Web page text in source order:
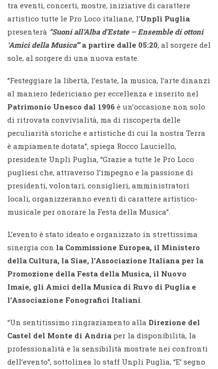
tra eventi, concerti, mostre, iniziative di carattere
artistico tutte le Pro Loco italiane, l’Unpli Puglia
presenterà “Suoni all’Alba d’Estate – Ensemble di ottoni
‘Amici della Musica’” a partire dalle 05:20, al sorgere del
sole, al sorgere di una nuova estate.
“Festeggiare la libertà, l’estate, la musica, l’arte dinanzi
al maniero federiciano per eccellenza e inserito nel
Patrimonio Unesco dal 1996 è un’occasione non solo
di ritrovata convivialità, ma di riscoperta delle
peculiarità storiche e artistiche di cui la nostra Terra
è ampiamente dotata”, spiega Rocco Lauciello,
presidente Unpli Puglia, “Grazie a tutte le Pro Loco
pugliesi che, attraverso l’impegno e la passione di
presidenti, volontari, consiglieri, amministratori
locali, organizzeranno eventi di carattere artistico-
musicale per onorare la Festa della Musica”.
L’evento è stato ideato e organizzato in strettissima
sinergia con la Commissione Europea, il Ministero
della Cultura, la Siae, l’Associazione Italiana per la
Promozione della Festa della Musica, il Nuovo
Imaie, gli Amici della Musica di Ruvo di Puglia e
l’Associazione Fonografici Italiani
“Un sentitissimo ringraziamento alla Direzione del
Castel del Monte di Andria per la disponibilità, la
professionalità e la sensibilità mostrate nei confronti
dell’evento”, sottolinea lo staff Unpli Puglia, “E’ segno